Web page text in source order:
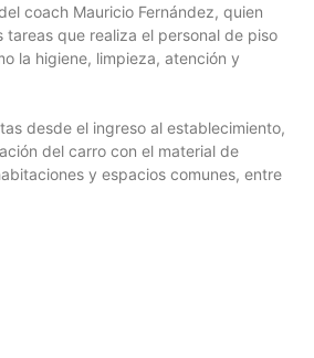
coach Mauricio Fernández, quien
tareas que realiza el personal de piso
la higiene, limpieza, atención y
desde el ingreso al establecimiento,
del carro con el material de
y espacios comunes, entre